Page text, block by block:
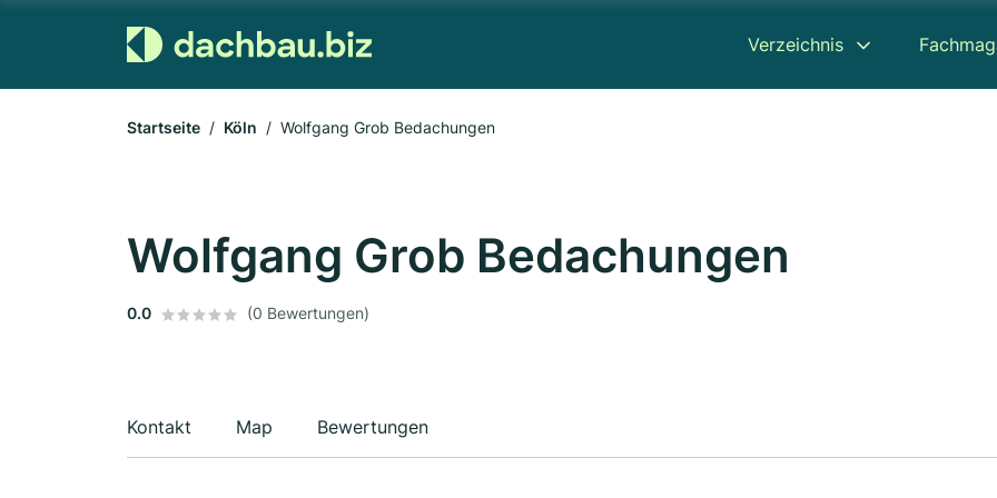
Verzeichnis
Startseite Köln Wolfgang Grob Bedachungen
Wolfgang Grob Bedachungen
0.0 (0 Bewertungen)
Kontakt Map Bewertungen